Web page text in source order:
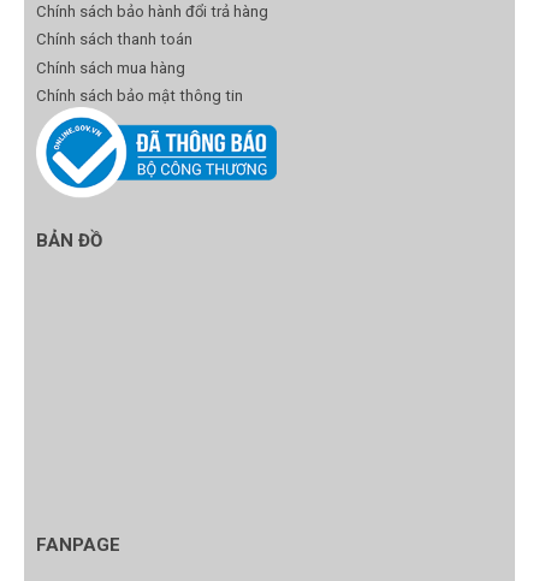
Chính sách bảo hành đổi trả hàng
Chính sách thanh toán
Chính sách mua hàng
Chính sách bảo mật thông tin
BẢN ĐỒ
FANPAGE